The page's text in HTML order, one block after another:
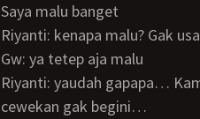
Saya malu banget
Riyanti: kenapa malu? Gak
Gw: ya tetep aja malu
Riyanti: yaudah gapapa… Kamu kan ganteng kenapa gak punya cewek? Kalo punya
cewekan gak begini…